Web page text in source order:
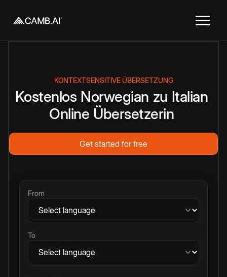
KONTEXTSENSITIVE ÜBERSETZUNG
Kostenlos Norwegian zu Italian
Online Übersetzerin
Get started for free
From
To